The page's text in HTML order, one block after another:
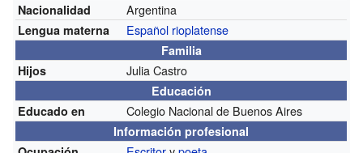
Nacionalidad Argentina
Lengua materna Español rioplatense
Familia
Hijos
Julia Castro
Educación
Educado en
Colegio Nacional de Buenos Aires
Información profesional